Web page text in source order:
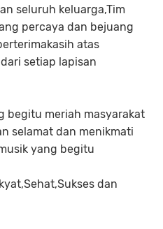
seluruh keluarga,Tim
percaya dan bejuang
atas
setiap lapisan
begitu meriah masyarakat
selamat dan menikmati
yang begitu
dan